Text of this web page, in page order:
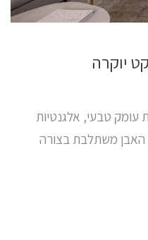
יוקרה
עומק טבעי, אלגנטיות
האבן משתלבת בצורה